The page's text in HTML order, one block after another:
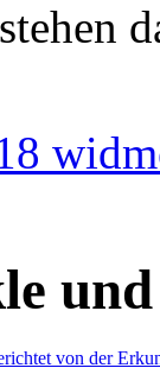
von der